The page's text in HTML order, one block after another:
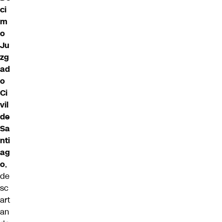
ci
m
o
Ju
zg
ad
o
Ci
vil
de
Sa
nti
ag
o,
de
sc
art
an